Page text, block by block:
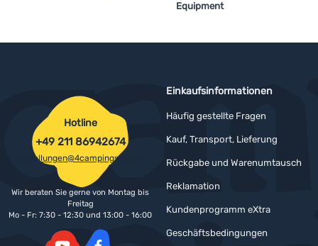
Equipment
Einkaufsinformationen
Häufig gestellte Fragen
Kauf, Transport, Lieferung
Rückgabe und Warenumtausch
Reklamation
Kundenprogramm eXtra
Geschäftsbedingungen
Hotline
+49 211 86942674
bestellungen@4campingshop.de
Wir beraten Sie gerne von Montag bis
Freitag
Mo - Fr: 7:30 - 12:30 und 13:00 - 16:00